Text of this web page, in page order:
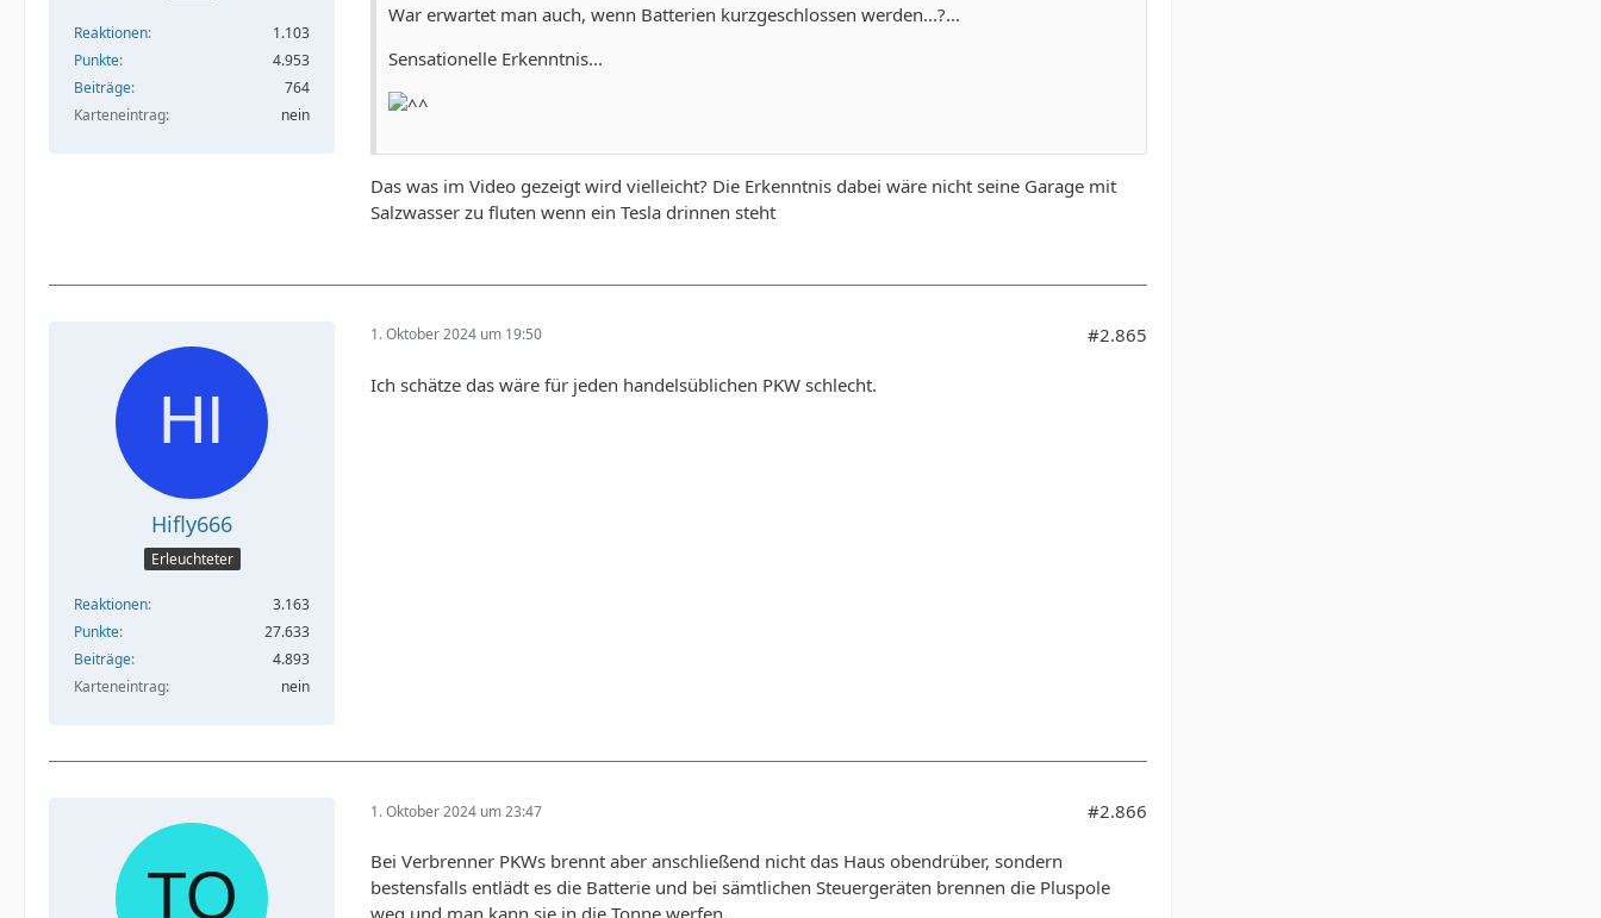
Reaktionen
1.103
Punkte
4.953
Beiträge
764
Karteneintrag
nein
War erwartet man auch, wenn Batterien kurzgeschlossen werden...?...
Sensationelle Erkenntnis...
Das was im Video gezeigt wird vielleicht? Die Erkenntnis dabei wäre nicht seine Garage mit
Salzwasser zu fluten wenn ein Tesla drinnen steht
Hifly666
Erleuchteter
Reaktionen
3.163
Punkte
27.633
Beiträge
4.893
Karteneintrag
nein
1. Oktober 2024 um 19:50 #2.865
Ich schätze das wäre für jeden handelsüblichen PKW schlecht.
1. Oktober 2024 um 23:47 #2.866
Bei Verbrenner PKWs brennt aber anschließend nicht das Haus obendrüber, sondern
bestensfalls entlädt es die Batterie und bei sämtlichen Steuergeräten brennen die Pluspole